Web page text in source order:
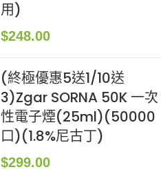
用)
$248.00
(終極優惠5送1/10送
3)Zgar SORNA 50K 一次
性電子煙(25ml)(50000
口)(1.8%尼古丁)
$299.00